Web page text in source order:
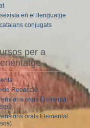
en el llenguatge
conjugats
per a
de Redacció
orals Elemental
orals Elemental